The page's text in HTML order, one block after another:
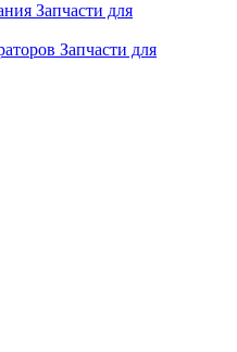
Запчасти для
Запчасти для